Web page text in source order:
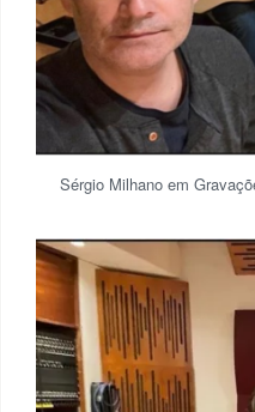
Sérgio Milhano em